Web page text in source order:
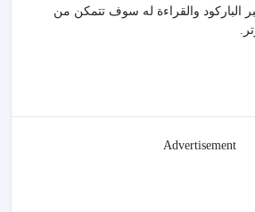
الباركود والقراءة له سوف تتمكن من
Advertisement